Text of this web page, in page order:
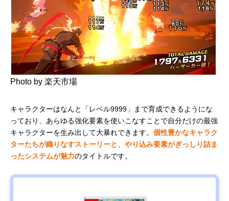
Photo by 楽天市場
キャラクターはなんと「レベル9999」まで育成できるようにな
っており、あらゆる強化要素を使いこなすことで自分だけの最強
キャラクターを生み出して大暴れできます。 個性豊かなキャラク
ターたちが織りなすストーリーと、やり込み要素がぎっしり詰ま
ったシステムが魅力のタイトルです。